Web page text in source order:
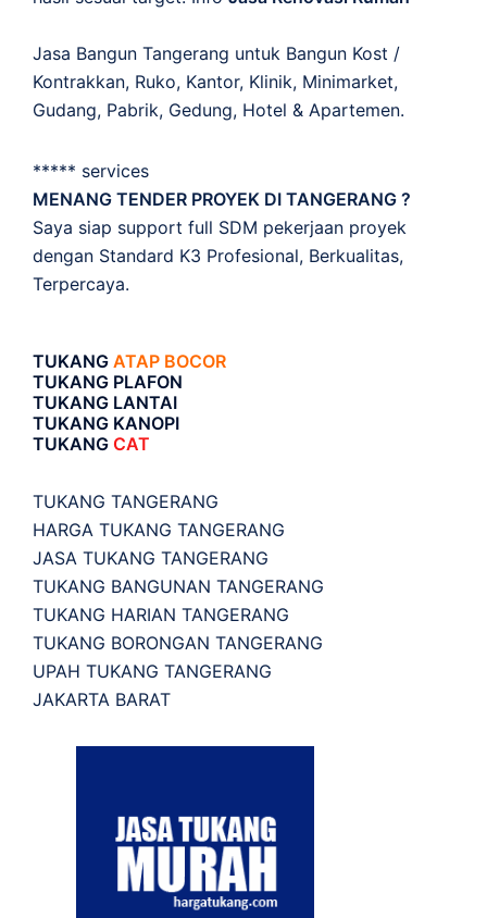
Jasa Bangun Tangerang untuk Bangun Kost /
Kontrakkan, Ruko, Kantor, Klinik, Minimarket,
Gudang, Pabrik, Gedung, Hotel & Apartemen.
***** services
MENANG TENDER PROYEK DI TANGERANG ?
Saya siap support full SDM pekerjaan proyek
dengan Standard K3 Profesional, Berkualitas,
Terpercaya.
TUKANG ATAP BOCOR
TUKANG PLAFON
TUKANG LANTAI
TUKANG KANOPI
TUKANG CAT
TUKANG TANGERANG
HARGA TUKANG TANGERANG
JASA TUKANG TANGERANG
TUKANG BANGUNAN TANGERANG
TUKANG HARIAN TANGERANG
TUKANG BORONGAN TANGERANG
UPAH TUKANG TANGERANG
JAKARTA BARAT